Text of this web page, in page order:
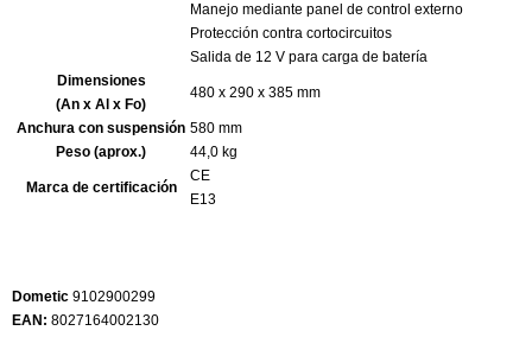
Manejo mediante panel de control externo
Protección contra cortocircuitos
Salida de 12 V para carga de batería
Dimensiones
(An x Al x Fo)
480 x 290 x 385 mm
Anchura con suspensión 580 mm
Peso (aprox.)
44,0 kg
Marca de certificación
CE
E13
Dometic 9102900299
EAN: 8027164002130